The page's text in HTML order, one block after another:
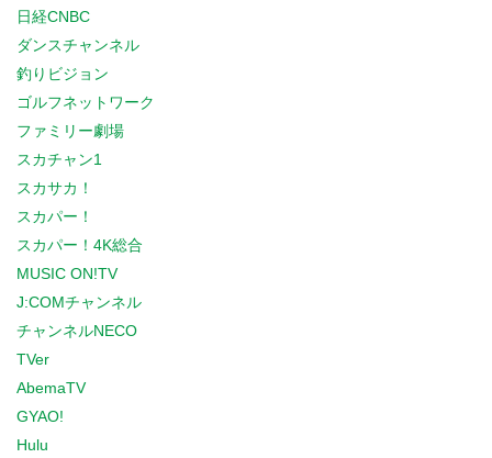
日経CNBC
ダンスチャンネル
釣りビジョン
ゴルフネットワーク
ファミリー劇場
スカチャン1
スカサカ！
スカパー！
スカパー！4K総合
MUSIC ON!TV
J:COMチャンネル
チャンネルNECO
TVer
AbemaTV
GYAO!
Hulu